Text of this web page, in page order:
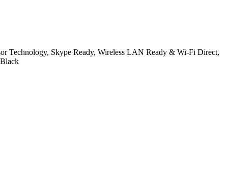
Skype Ready, Wireless LAN Ready & Wi-Fi Direct,